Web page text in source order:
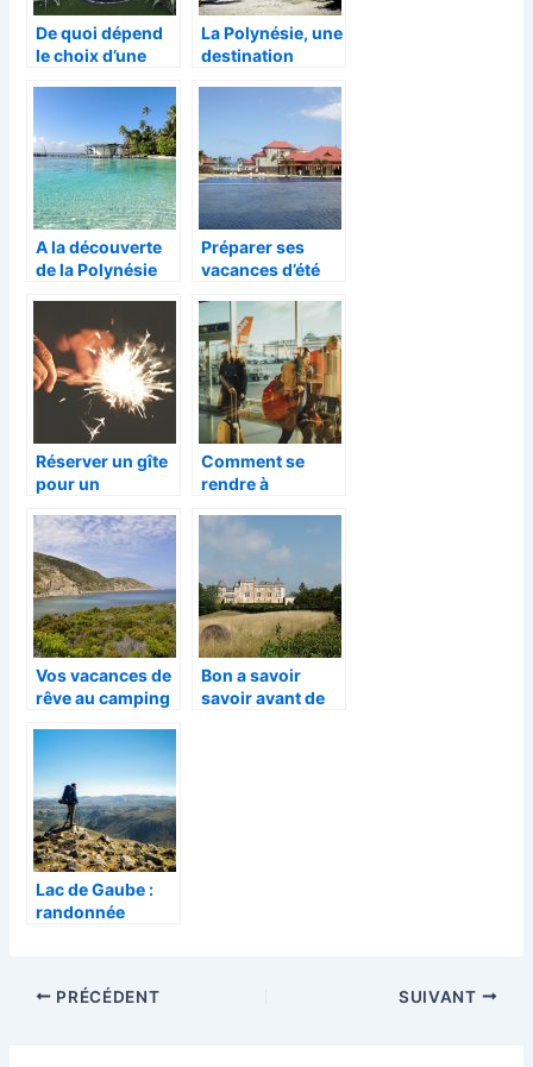
De quoi dépend
le choix d’une
La Polynésie, une
destination
vacances
A la découverte
de la Polynésie
et nourriture)
Préparer ses
vacances d’été
Réserver un gîte
pour un
vie de Jeune fille
Comment se
rendre à
Vos vacances de
rêve au camping
Bon a savoir
savoir avant de
Lac de Gaube :
randonnée
PRÉCÉDENT SUIVANT